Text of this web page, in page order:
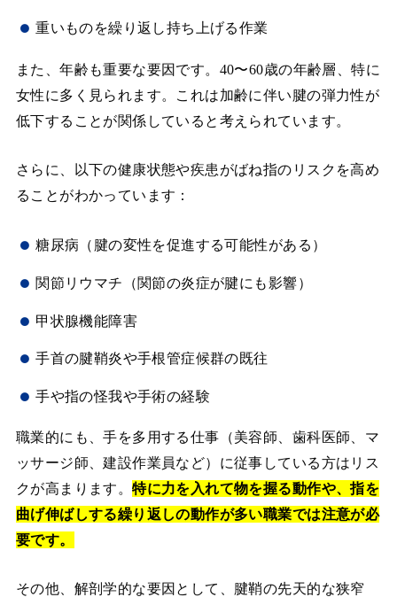
重いものを繰り返し持ち上げる作業
また、年齢も重要な要因です。40〜60歳の年齢層、特に
女性に多く見られます。これは加齢に伴い腱の弾力性が
低下することが関係していると考えられています。
さらに、以下の健康状態や疾患がばね指のリスクを高め
ることがわかっています：
糖尿病（腱の変性を促進する可能性がある）
関節リウマチ（関節の炎症が腱にも影響）
甲状腺機能障害
手首の腱鞘炎や手根管症候群の既往
手や指の怪我や手術の経験
職業的にも、手を多用する仕事（美容師、歯科医師、マ
ッサージ師、建設作業員など）に従事している方はリス
クが高まります。特に力を入れて物を握る動作や、指を
曲げ伸ばしする繰り返しの動作が多い職業では注意が必
要です。
その他、解剖学的な要因として、腱鞘の先天的な狭窄